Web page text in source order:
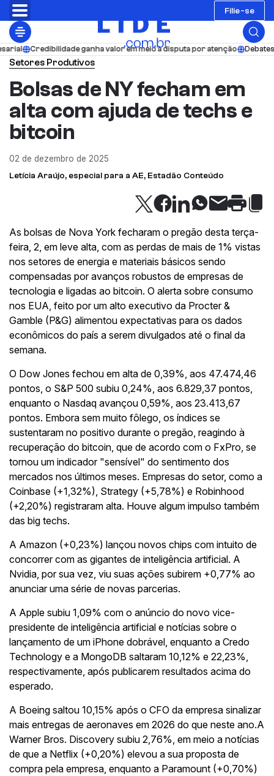
Filie-se
Credibilidade ganha valor em meio à disputa por atenção Debates
Setores Produtivos
Bolsas de NY fecham em
alta com ajuda de techs e
bitcoin
02 de dezembro de 2025
Letícia Araújo, especial para a AE, Estadão Conteúdo
As bolsas de Nova York fecharam o pregão desta terça-
feira, 2, em leve alta, com as perdas de mais de 1% vistas
nos setores de energia e materiais básicos sendo
compensadas por avanços robustos de empresas de
tecnologia e ligadas ao bitcoin. O alerta sobre consumo
nos EUA, feito por um alto executivo da Procter &
Gamble (P&G) alimentou expectativas para os dados
econômicos do país a serem divulgados até o final da
semana.
O Dow Jones fechou em alta de 0,39%, aos 47.474,46
pontos, o S&P 500 subiu 0,24%, aos 6.829,37 pontos,
enquanto o Nasdaq avançou 0,59%, aos 23.413,67
pontos. Embora sem muito fôlego, os índices se
sustentaram no positivo durante o pregão, reagindo à
recuperação do bitcoin, que de acordo com o FxPro, se
tornou um indicador "sensível" do sentimento dos
mercados nos últimos meses. Empresas do setor, como a
Coinbase (+1,32%), Strategy (+5,78%) e Robinhood
(+2,20%) registraram alta. Houve algum impulso também
das big techs.
A Amazon (+0,23%) lançou novos chips com intuito de
concorrer com as gigantes de inteligência artificial. A
Nvidia, por sua vez, viu suas ações subirem +0,77% ao
anunciar uma série de novas parcerias.
A Apple subiu 1,09% com o anúncio do novo vice-
presidente de inteligência artificial e notícias sobre o
lançamento de um iPhone dobrável, enquanto a Credo
Technology e a MongoDB saltaram 10,12% e 22,23%,
respectivamente, após publicarem resultados acima do
esperado.
A Boeing saltou 10,15% após o CFO da empresa sinalizar
mais entregas de aeronaves em 2026 do que neste ano.A
Warner Bros. Discovery subiu 2,76%, em meio a notícias
de que a Netflix (+0,20%) elevou a sua proposta de
compra pela empresa, enquanto a Paramount (+0,70%)